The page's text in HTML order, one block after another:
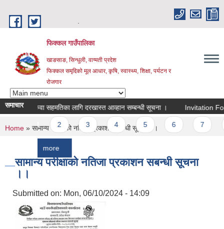
फिक्कल गाउँपालिका
खाङसाङ, सिन्धुली, वाग्मती प्रदेश
फिक्कल समृद्दिको मूल आधार, कृषि, स्वास्थ्य, शिक्षा, पर्यटन र
रोजगार
समाचार
सरुवा सहमतिका लागि दरखास्त आव्हान सम्बन्धी सूचना । Invitation For Bids
Pages
2 3 4 5
You are here
Home » सामान्य परीक्षाको नतिजा प्रकाशन सबन्धी सूचना ।।
सामान्य परीक्षाको नतिजा प्रकाशन सबन्धी सूचना
।।
Submitted on: Mon, 06/10/2024 - 14:09